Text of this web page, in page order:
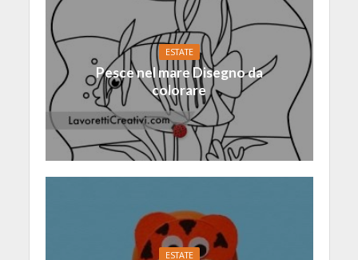
ESTATE
Pesce nel mare Disegno da
colorare
ESTATE